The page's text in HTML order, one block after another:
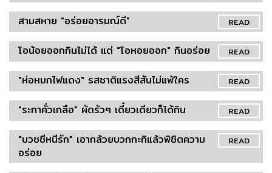
READ
สามสหาย "อร่อยอารมณ์ดี"
READ
โอน้อยออกกินไม่ได้ แต่ "โอหอยออก" กินอร่อย
READ
"ห่อหมกไฟแดง" รสชาติแรงสีสันไม่แพ้ใคร
READ
"ระกาคั่วเกลือ" ผัดรัวๆ เดี๋ยวเดียวก็ได้กิน
READ
"บวชชีหนีรัก" เอากล้วยบวกกะทิแล้วพิชิตความ
อร่อย